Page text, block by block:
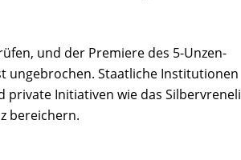
und der Premiere des 5-Unzen-
ungebrochen. Staatliche Institutionen
Initiativen wie das Silbervreneli
bereichern.